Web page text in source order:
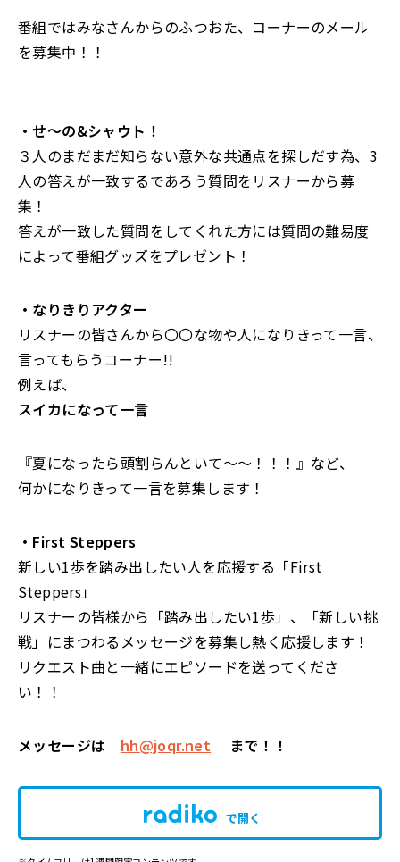
番組ではみなさんからのふつおた、コーナーのメール
を募集中！！
・せ〜の&シャウト！
３人のまだまだ知らない意外な共通点を探しだす為、3
人の答えが一致するであろう質問をリスナーから募
集！
答えが一致した質問をしてくれた方には質問の難易度
によって番組グッズをプレゼント！
・なりきりアクター
リスナーの皆さんから〇〇な物や人になりきって一言、
言ってもらうコーナー!!
例えば、
スイカになって一言
『夏になったら頭割らんといて〜〜！！！』など、
何かになりきって一言を募集します！
・First Steppers
新しい1歩を踏み出したい人を応援する「First
Steppers」
リスナーの皆様から「踏み出したい1歩」、「新しい挑
戦」にまつわるメッセージを募集し熱く応援します！
リクエスト曲と一緒にエピソードを送ってくださ
い！！
メッセージは hh@joqr.net まで！！
で開く